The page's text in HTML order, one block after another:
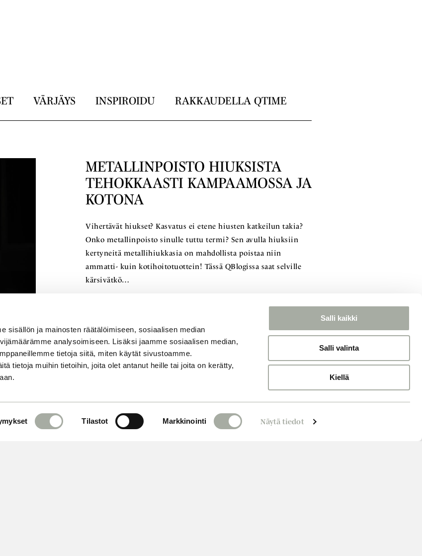
sisällön ja mainosten räätälöimiseen, sosiaalisen median
analysoimiseen. Lisäksi jaamme sosiaalisen median,
tietoja siitä, miten käytät sivustoamme.
tietoja muihin tietoihin, joita olet antanut heille tai joita on kerätty,
Tilastot Markkinointi Näytä tiedot
Salli kaikki
Salli valinta
Kiellä
VÄRJÄYS INSPIROIDU RAKKAUDELLA QTIME
METALLINPOISTO HIUKSISTA
TEHOKKAASTI KAMPAAMOSSA JA
KOTONA
Vihertävät hiukset? Kasvatus ei etene hiusten katkeilun takia?
Onko metallinpoisto sinulle tuttu termi? Sen avulla hiuksiin
kertyneitä metallihiukkasia on mahdollista poistaa niin
ammatti- kuin kotihoitotuottein! Tässä QBlogissa saat selville
kärsivätkö…